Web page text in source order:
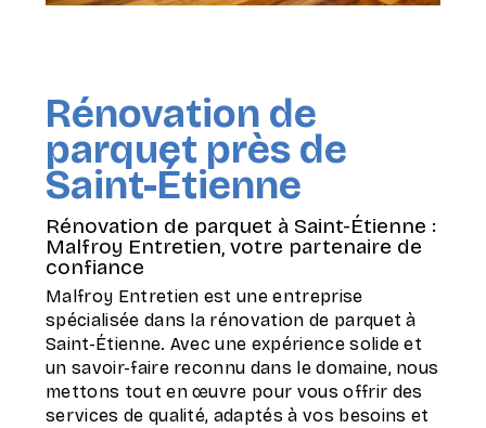
Rénovation de
parquet près de
Saint-Étienne
Rénovation de parquet à Saint-Étienne :
Malfroy Entretien, votre partenaire de
confiance
Malfroy Entretien est une entreprise
spécialisée dans la rénovation de parquet à
Saint-Étienne. Avec une expérience solide et
un savoir-faire reconnu dans le domaine, nous
mettons tout en œuvre pour vous offrir des
services de qualité, adaptés à vos besoins et